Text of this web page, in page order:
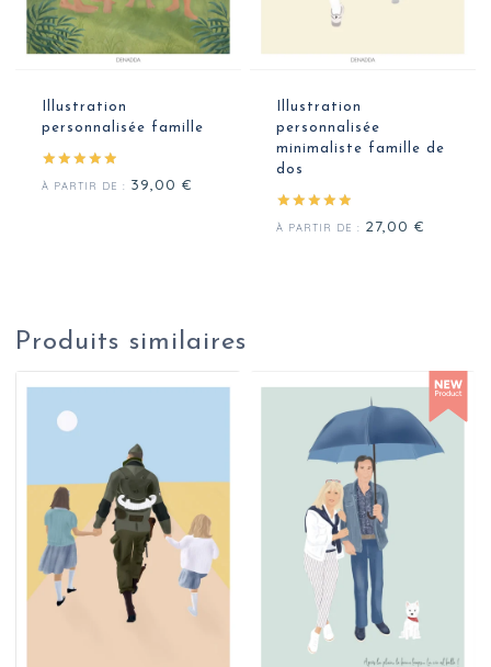
Illustration
personnalisée famille
Note
5.00
À PARTIR DE : 39,00 €
Illustration
personnalisée
minimaliste famille de
dos
Note
5.00
À PARTIR DE : 27,00 €
Produits similaires